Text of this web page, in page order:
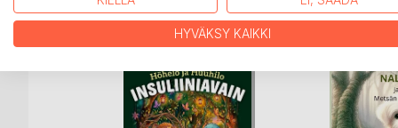
LISÄÄ KIRJOJA Bo
HYVÄKSY KAIKKI